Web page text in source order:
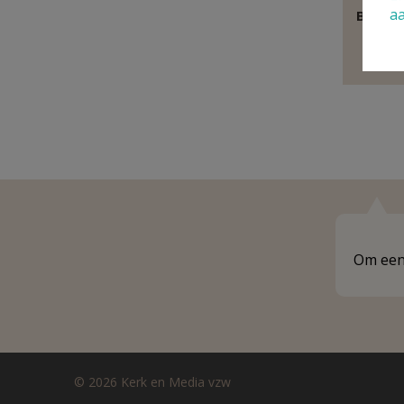
Om
© 2026 Kerk en Media vzw